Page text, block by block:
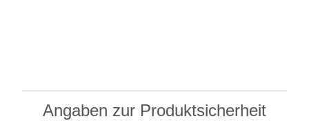
Angaben zur Produktsicherheit